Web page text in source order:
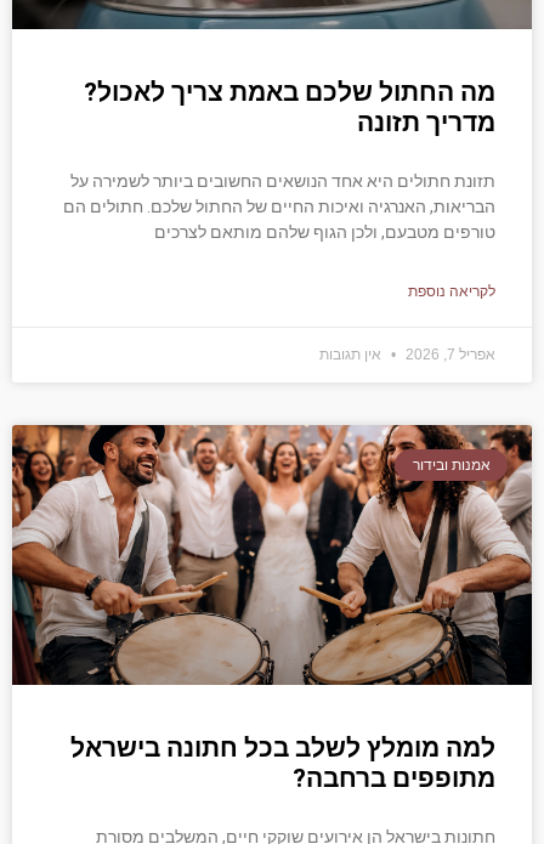
מה החתול שלכם באמת צריך לאכול?
מדריך תזונה
תזונת חתולים היא אחד הנושאים החשובים ביותר לשמירה על
הבריאות, האנרגיה ואיכות החיים של החתול שלכם. חתולים הם
טורפים מטבעם, ולכן הגוף שלהם מותאם לצרכים
לקריאה נוספת
אפריל 7, 2026 אין תגובות
אמנות ובידור
למה מומלץ לשלב בכל חתונה בישראל
מתופפים ברחבה?
חתונות בישראל הן אירועים שוקקי חיים, המשלבים מסורת